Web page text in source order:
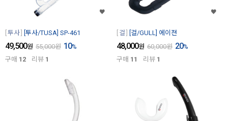
투사 [투사/TUSA] SP-461
49,500원 55,000원 10%
구매 12 리뷰 1
걸 [걸/GULL] 에이젼
48,000원 60,000원 20%
구매 11 리뷰 1